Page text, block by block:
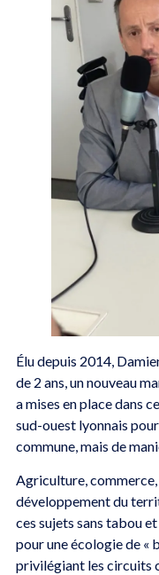
Élu depuis 2014,
de 2 ans, un nouveau
a mises en place dans
sud-ouest lyonnais
commune, mais de
Agriculture,
développement du
ces sujets sans tabou
pour une écologie de «
privilégiant les circuits